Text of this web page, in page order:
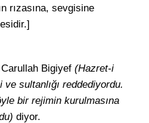
rızasına, sevgisine
Bigiyef (Hazret-i
sultanlığı reddediyordu.
bir rejimin kurulmasına
diyor.